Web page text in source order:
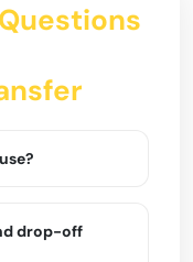
drop-off